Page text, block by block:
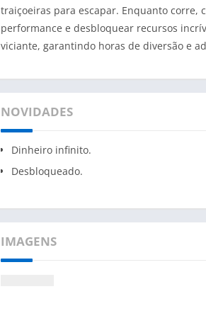
traiçoeiras para escapar. Enquanto corre,
performance e desbloquear recursos
viciante, garantindo horas de diversão e
NOVIDADES
Dinheiro infinito.
Desbloqueado.
IMAGENS